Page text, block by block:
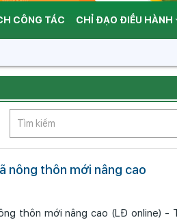
CÔNG TÁC CHỈ ĐẠO ĐIỀU HÀNH
nông thôn mới nâng cao
(LĐ online) - Trong những ngày tháng 6, khi